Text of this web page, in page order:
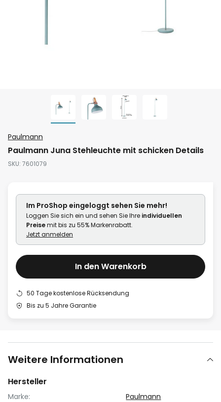
Anfang
der
Bildgalerie
Paulmann
Paulmann Juna Stehleuchte mit schicken Details
SKU 7601079
Im ProShop eingeloggt sehen Sie mehr!
Loggen Sie sich ein und sehen Sie Ihre individuellen
Preisemit bis zu 55% Markenrabatt.
Jetzt anmelden
In den Warenkorb
50 Tage kostenlose Rücksendung
Bis zu 5 Jahre Garantie
Weitere Informationen
Hersteller
Marke:
Paulmann